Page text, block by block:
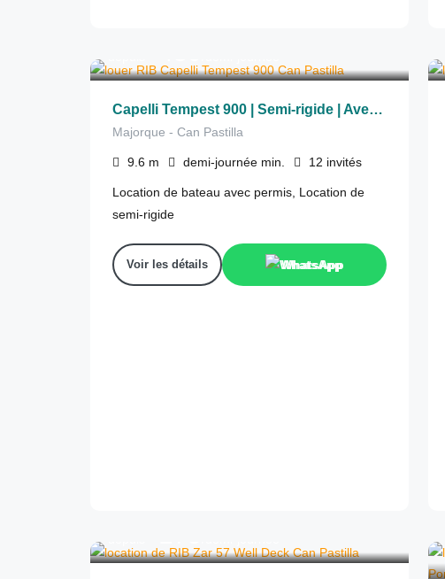
Capelli Tempest 900 | Semi-rigide | Avec permis
Majorque - Can Pastilla
9.6 m demi-journée min. 12 invités
Location de bateau avec permis, Location de
semi-rigide
Voir les détails WhatsApp